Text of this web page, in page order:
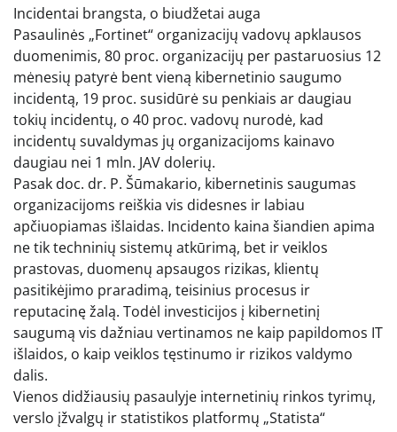
Incidentai brangsta, o biudžetai auga
Pasaulinės „Fortinet“ organizacijų vadovų apklausos
duomenimis, 80 proc. organizacijų per pastaruosius 12
mėnesių patyrė bent vieną kibernetinio saugumo
incidentą, 19 proc. susidūrė su penkiais ar daugiau
tokių incidentų, o 40 proc. vadovų nurodė, kad
incidentų suvaldymas jų organizacijoms kainavo
daugiau nei 1 mln. JAV dolerių.
Pasak doc. dr. P. Šūmakario, kibernetinis saugumas
organizacijoms reiškia vis didesnes ir labiau
apčiuopiamas išlaidas. Incidento kaina šiandien apima
ne tik techninių sistemų atkūrimą, bet ir veiklos
prastovas, duomenų apsaugos rizikas, klientų
pasitikėjimo praradimą, teisinius procesus ir
reputacinę žalą. Todėl investicijos į kibernetinį
saugumą vis dažniau vertinamos ne kaip papildomos IT
išlaidos, o kaip veiklos tęstinumo ir rizikos valdymo
dalis.
Vienos didžiausių pasaulyje internetinių rinkos tyrimų,
verslo įžvalgų ir statistikos platformų „Statista“